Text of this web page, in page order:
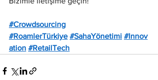
#Crowdsourcing
#RoamlerTürkiye #SahaYönetimi #Innov
ation #RetailTech